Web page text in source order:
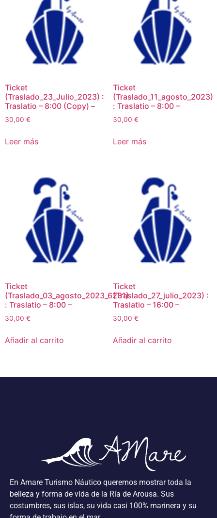
Ticket
(Traslado_23_Julio_2023) :
Traslatio – 8:00 (Copy) –
30,00 €
Leer más
Ticket
(Traslado_11_agosto_2023)
: Traslatio – 8:00 –
30,00 €
Leer más
Ticket
(Traslado_03_agosto_2023_6231)
: Traslatio – 8:00 –
30,00 €
Añadir al carrito
Ticket
(Traslado_27_julio_2023) :
Traslatio – 16:00 –
30,00 €
Añadir al carrito
En Amare Turismo Náutico queremos mostrar toda la
belleza y forma de vida de la Ría de Arousa. Sus
costumbres, sus islas, su vida casi 100% marinera y su